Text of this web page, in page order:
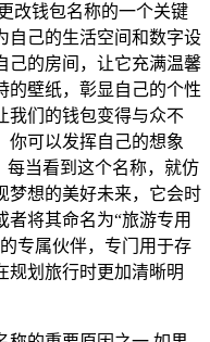
改钱包名称的一个关键
自己的生活空间和数字设
己的房间，让它充满温馨
的壁纸，彰显自己的个性
我们的钱包变得与众不
你可以发挥自己的想象
每当看到这个名称，就仿
梦想的美好未来，它会时
将其命名为“旅游专用
专属伙伴，专门用于存
规划旅行时更加清晰明